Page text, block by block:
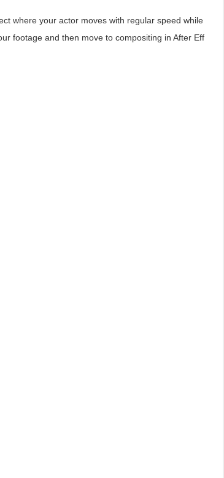
where your actor moves with regular speed while
footage and then move to compositing in After Eff